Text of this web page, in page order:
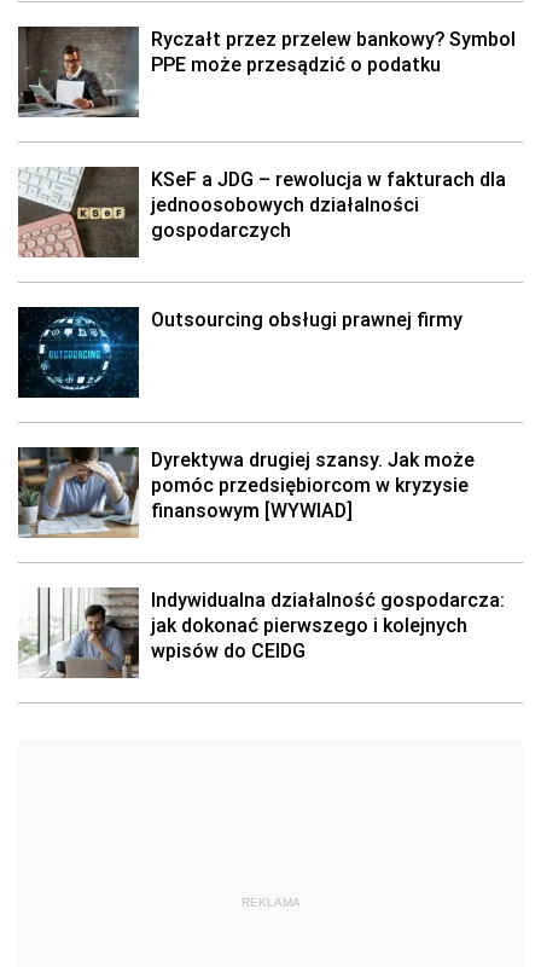
Ryczałt przez przelew bankowy? Symbol
PPE może przesądzić o podatku
KSeF a JDG – rewolucja w fakturach dla
jednoosobowych działalności
gospodarczych
Outsourcing obsługi prawnej firmy
Dyrektywa drugiej szansy. Jak może
pomóc przedsiębiorcom w kryzysie
finansowym [WYWIAD]
Indywidualna działalność gospodarcza:
jak dokonać pierwszego i kolejnych
wpisów do CEIDG
REKLAMA